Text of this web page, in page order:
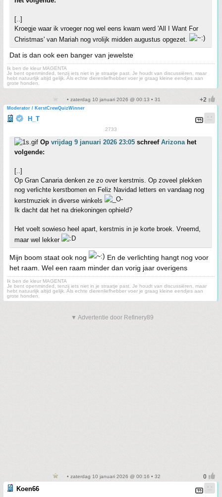
[..]
Kroegje waar ik vroeger nog wel eens kwam werd 'All I Want For
Christmas' van Mariah nog vrolijk midden augustus opgezet.
Dat is dan ook een banger van jewelste
Ik ben de kleur MAGENTA
Je bent openminded, tenzij iets niet in je straatje past. Je houdt van discussiëren, maar
hebt natuurlijk altijd gelijk. Als echte dierenliefhebber voer je graag kleine eendjes aan
grote honden.
• zaterdag 10 januari 2026 @ 00:13 • 31
Moderator / KerstCrewQuizWinner
H_T
2733
Op vrijdag 9 januari 2026 23:05 schreef Arizonahet
volgende:
[..]
Op Gran Canaria denken ze zo over kerstmis. Op zoveel plekken
nog verlichte kerstbomen en Feliz Navidad letters en vandaag nog
kerstmuziek in diverse winkels
Ik dacht dat het na driekoningen ophield?
Het voelt sowieso heel apart, kerstmis in je korte broek. Vreemd,
maar wel lekker
Mijn boom staat ook nog
En de verlichting hangt nog voor
het raam. Wel een raam minder dan vorig jaar overigens
Ik ben de kleur MAGENTA
Je bent openminded, tenzij iets niet in je straatje past. Je houdt van discussiëren, maar
hebt natuurlijk altijd gelijk. Als echte dierenliefhebber voer je graag kleine eendjes aan
grote honden.
▼ Advertentie door Refinery89
• zaterdag 10 januari 2026 @ 00:16 • 32
Koen66